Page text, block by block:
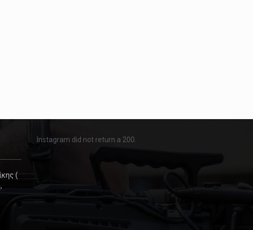
(
Instagram did not return a 200.